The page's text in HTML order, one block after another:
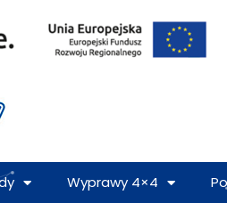
Wyprawy 4×4